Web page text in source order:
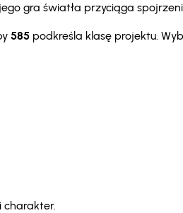
gra światła przyciąga
585podkreśla klasę projektu.
charakter.